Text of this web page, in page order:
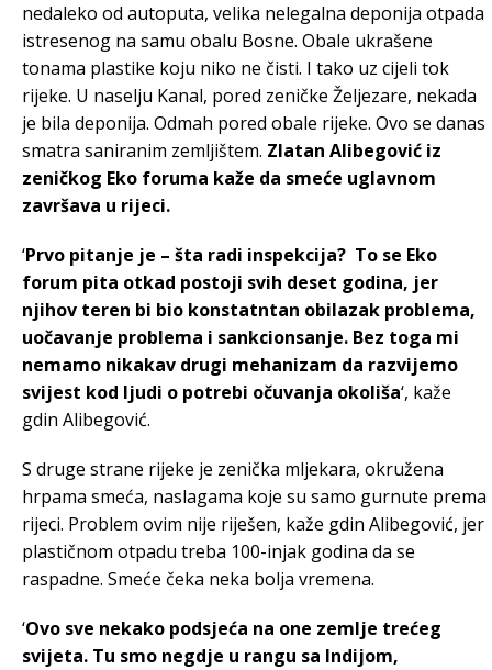
nedaleko od autoputa, velika nelegalna deponija otpada
istresenog na samu obalu Bosne. Obale ukrašene
tonama plastike koju niko ne čisti. I tako uz cijeli tok
rijeke. U naselju Kanal, pored zeničke Željezare, nekada
je bila deponija. Odmah pored obale rijeke. Ovo se danas
smatra saniranim zemljištem. Zlatan Alibegović iz
zeničkog Eko foruma kaže da smeće uglavnom
završava u rijeci.
‘Prvo pitanje je – šta radi inspekcija? To se Eko
forum pita otkad postoji svih deset godina, jer
njihov teren bi bio konstatntan obilazak problema,
uočavanje problema i sankcionsanje. Bez toga mi
nemamo nikakav drugi mehanizam da razvijemo
svijest kod ljudi o potrebi očuvanja okoliša‘, kaže
gdin Alibegović.
S druge strane rijeke je zenička mljekara, okružena
hrpama smeća, naslagama koje su samo gurnute prema
rijeci. Problem ovim nije riješen, kaže gdin Alibegović, jer
plastičnom otpadu treba 100-injak godina da se
raspadne. Smeće čeka neka bolja vremena.
‘Ovo sve nekako podsjeća na one zemlje trećeg
svijeta. Tu smo negdje u rangu sa Indijom,